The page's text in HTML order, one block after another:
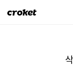
크